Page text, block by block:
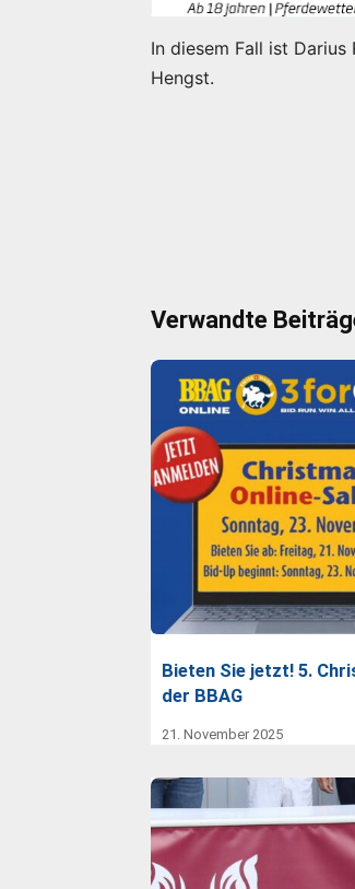
In diesem Fall ist
Hengst.
Verwandte
Bieten Sie jetzt! 5.
der BBAG
21. November 2025